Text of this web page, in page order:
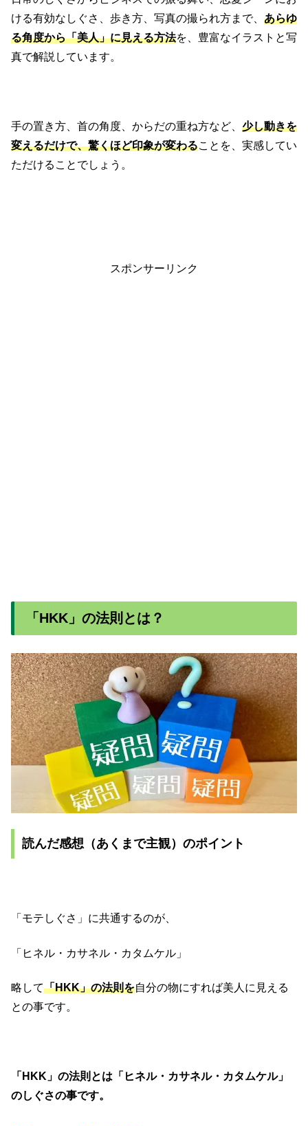
ける有効なしぐさ、歩き方、写真の撮られ方まで、 あらゆ
る角度から「美人」に見える方法を、豊富なイラストと写
真で解説しています。
手の置き方、首の角度、からだの重ね方など、 少し動きを
変えるだけで、驚くほど印象が変わることを、実感してい
ただけることでしょう。
スポンサーリンク
「HKK」の法則とは？
読んだ感想（あくまで主観）のポイント
「モテしぐさ」に共通するのが、
「ヒネル・カサネル・カタムケル」
略して「HKK」の法則を自分の物にすれば美人に見える
との事です。
「HKK」の法則とは「ヒネル・カサネル・カタムケル」
のしぐさの事です。